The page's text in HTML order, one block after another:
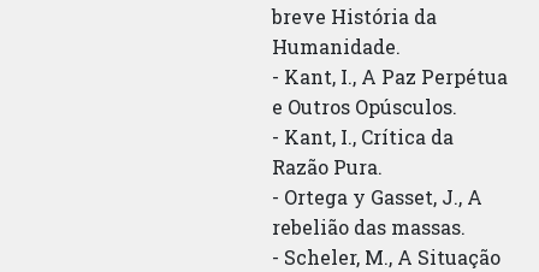
breve História da
Humanidade.
- Kant, I., A Paz Perpétua
e Outros Opúsculos.
- Kant, I., Crítica da
Razão Pura.
- Ortega y Gasset, J., A
rebelião das massas.
- Scheler, M., A Situação